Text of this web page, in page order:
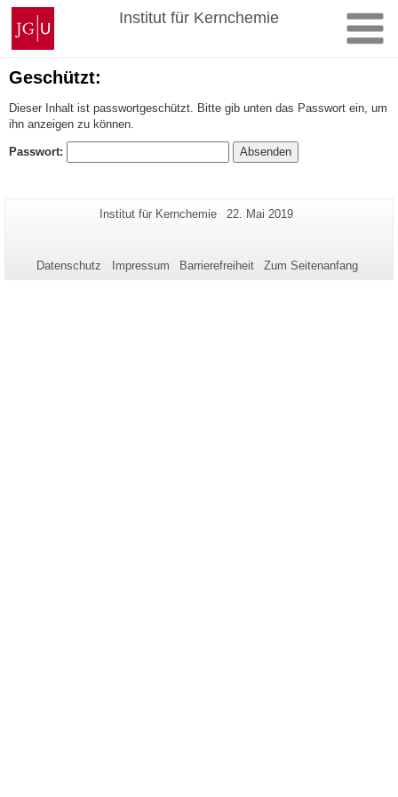
Zum
Inhalt
springen
Johannes
Gutenberg-
Universität
Mainz
Institut für Kernchemie
Geschützt:
Dieser Inhalt ist passwortgeschützt. Bitte gib unten das Passwort ein, um
ihn anzeigen zu können.
Passwort:
Zusätzliche
dieser
Seiten-
Institut für Kernchemie
Letzte
22. Mai 2019
Datenschutz Impressum Barrierefreiheit Zum Seitenanfang